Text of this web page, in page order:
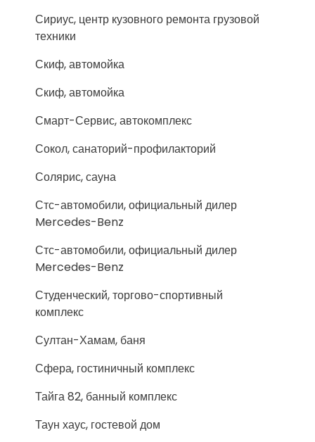
Сириус, центр кузовного ремонта грузовой
техники
Скиф, автомойка
Скиф, автомойка
Смарт-Сервис, автокомплекс
Сокол, санаторий-профилакторий
Солярис, сауна
Стс-автомобили, официальный дилер
Mercedes-Benz
Стс-автомобили, официальный дилер
Mercedes-Benz
Студенческий, торгово-спортивный
комплекс
Султан-Хамам, баня
Сфера, гостиничный комплекс
Тайга 82, банный комплекс
Таун хаус, гостевой дом